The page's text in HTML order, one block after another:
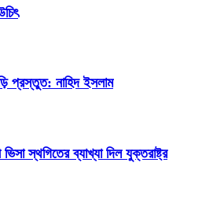
প্রস্তুত: নাহিদ ইসলাম
স্থগিতের ব্যাখ্যা দিল যুক্তরাষ্ট্র